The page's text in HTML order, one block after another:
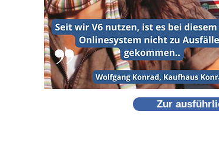
Zur